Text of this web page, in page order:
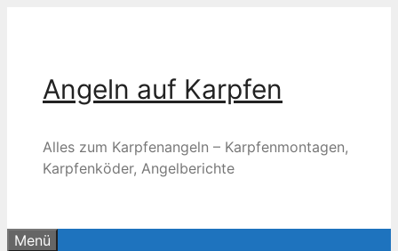
Angeln auf Karpfen
Alles zum Karpfenangeln – Karpfenmontagen,
Karpfenköder, Angelberichte
Menü